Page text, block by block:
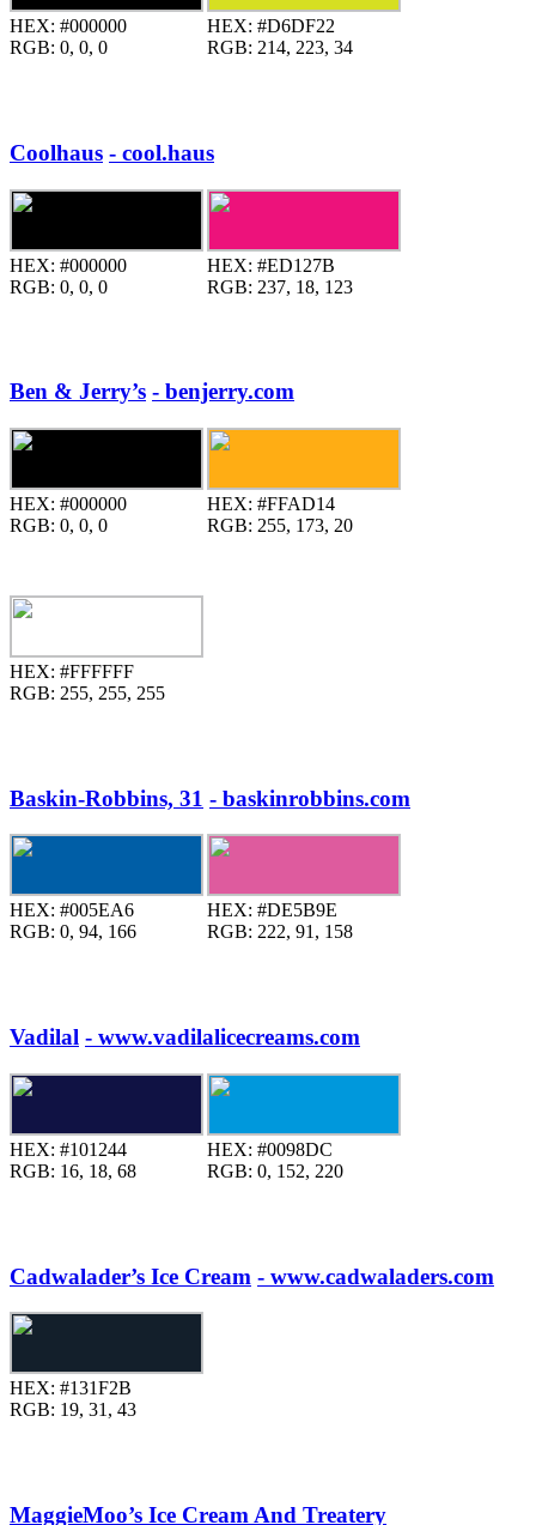
HEX: #000000
RGB: 0, 0, 0
HEX: #D6DF22
RGB: 214, 223, 34
Coolhaus - cool.haus
HEX: #000000
RGB: 0, 0, 0
HEX: #ED127B
RGB: 237, 18, 123
Ben & Jerry’s - benjerry.com
HEX: #000000
RGB: 0, 0, 0
HEX: #FFAD14
RGB: 255, 173, 20
HEX: #FFFFFF
RGB: 255, 255, 255
Baskin-Robbins, 31 - baskinrobbins.com
HEX: #005EA6
RGB: 0, 94, 166
HEX: #DE5B9E
RGB: 222, 91, 158
Vadilal - www.vadilalicecreams.com
HEX: #101244
RGB: 16, 18, 68
HEX: #0098DC
RGB: 0, 152, 220
Cadwalader’s Ice Cream - www.cadwaladers.com
HEX: #131F2B
RGB: 19, 31, 43
MaggieMoo’s Ice Cream And Treatery